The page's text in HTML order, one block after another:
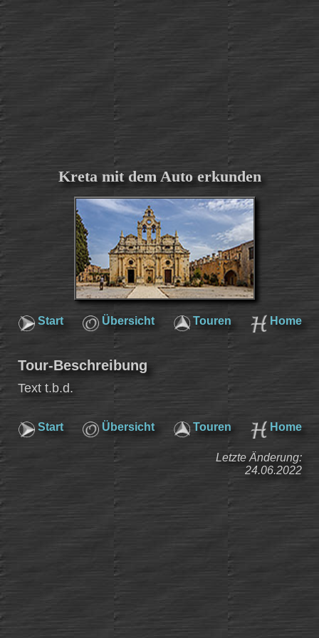
Kreta mit dem Auto erkunden
Start Übersicht Touren Home
Tour-Beschreibung
Text t.b.d.
Start Übersicht Touren Home
Letzte Änderung:
24.06.2022